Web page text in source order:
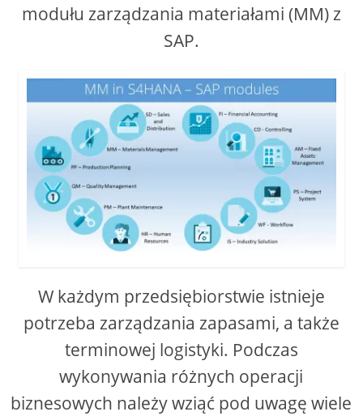
modułu zarządzania materiałami (MM) z
SAP.
W każdym przedsiębiorstwie istnieje
potrzeba zarządzania zapasami, a także
terminowej logistyki. Podczas
wykonywania różnych operacji
biznesowych należy wziąć pod uwagę wiele